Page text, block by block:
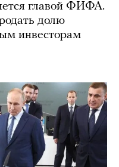
главой ФИФА.
долю
инвесторам